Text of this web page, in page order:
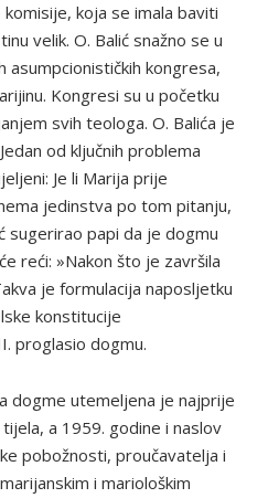
koja se imala baviti
velik. O. Balić snažno se u
kongresa,
Kongresi su u početku
svih teologa. O. Balića je
od ključnih problema
Je li Marija prije
jedinstva po tom pitanju,
sugerirao papi da je dogmu
reći: »Nakon što je završila
je formulacija naposljetku
konstitucije
proglasio dogmu.
dogme utemeljena je najprije
a 1959. godine i naslov
pobožnosti, proučavatelja i
i mariološkim